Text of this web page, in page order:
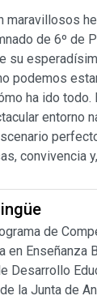
maravillosos
de 6º de
su
podemos
ha ido todo.
entorno
convivencia
de
en Enseñanza
Desarrollo
la Junta de